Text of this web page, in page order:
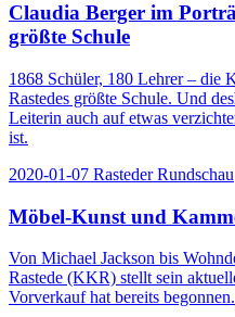
Claudia Berger im
größte Schule
1868 Schüler, 180 Lehrer – die
Rastedes größte Schule. Und
Leiterin auch auf etwas
ist.
2020-01-07 Rasteder Rundschau
Möbel-Kunst und
Von Michael Jackson bis
Rastede (KKR) stellt sein
Vorverkauf hat bereits begonnen.